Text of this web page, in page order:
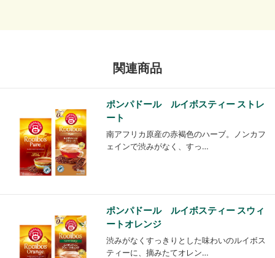
関連商品
ポンパドール ルイボスティー ストレ
ート
南アフリカ原産の赤褐色のハーブ。ノンカフ
ェインで渋みがなく、すっ…
ポンパドール ルイボスティー スウィ
ートオレンジ
渋みがなくすっきりとした味わいのルイボス
ティーに、摘みたてオレン…